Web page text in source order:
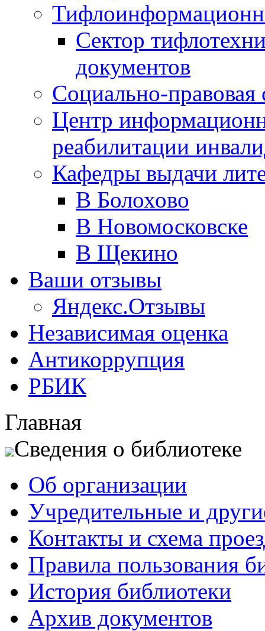
Сектор
документов
Социально-правовая
Центр
реабилитации
Кафедры выдачи
В Болохово
В Новомосковске
В Щекино
Ваши отзывы
Яндекс.Отзывы
Независимая оценка
Антикоррупция
РБИК
Главная
Сведения о библиотеке
Об организации
Учредительные и
Контакты и схема
Правила пользования
История библиотеки
Архив документов